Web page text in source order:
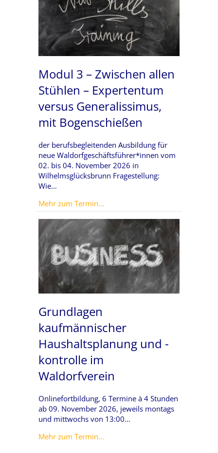
Modul 3 – Zwischen allen
Stühlen – Expertentum
versus Generalissimus,
mit Bogenschießen
der berufsbegleitenden Ausbildung für
neue Waldorfgeschäftsführer*innen vom
02. bis 04. November 2026 in
Wilhelmsglücksbrunn Fragestellung:
Wie…
Mehr zum Termin...
Grundlagen
kaufmännischer
Haushaltsplanung und -
kontrolle im
Waldorfverein
Onlinefortbildung, 6 Termine à 4 Stunden
ab 09. November 2026, jeweils montags
und mittwochs von 13:00…
Mehr zum Termin...